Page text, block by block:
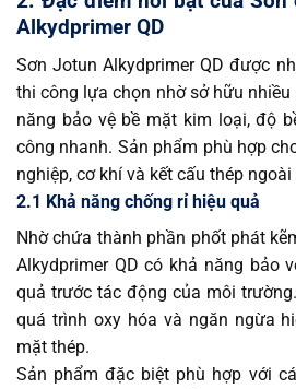
Alkydprimer QD
Sơn Jotun Alkydprimer QD được
thi công lựa chọn nhờ sở hữu
năng bảo vệ bề mặt kim loại, độ
công nhanh. Sản phẩm phù hợp
nghiệp, cơ khí và kết cấu thép ngoài
2.1 Khả năng chống rỉ hiệu quả
Nhờ chứa thành phần phốt phát
Alkydprimer QD có khả năng bảo
quả trước tác động của môi
quá trình oxy hóa và ngăn ngừa
mặt thép.
Sản phẩm đặc biệt phù hợp với